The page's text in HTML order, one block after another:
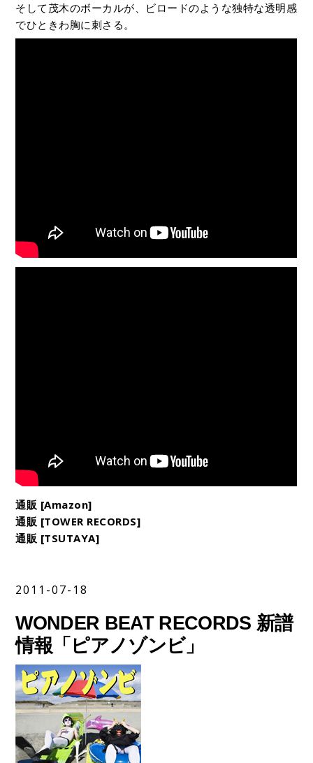
そして茂木のボーカルが、ビロードのような独特な透明感
でひときわ胸に刺さる。
通販 [Amazon]
通販 [TOWER RECORDS]
通販 [TSUTAYA]
2011-07-18
WONDER BEAT RECORDS 新譜
情報「ピアノゾンビ」